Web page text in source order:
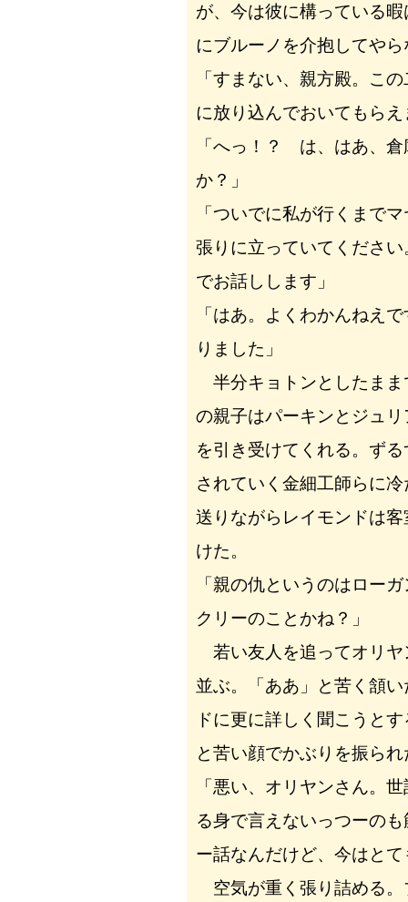
が、今は彼に構っている
にブルーノを介抱してや
「すまない、親方殿。こ
に放り込んでおいてもら
「へっ！？ は、はあ、倉
か？」
「ついでに私が行くまで
張りに立っていてくださ
でお話しします」
「はあ。よくわかんねえ
りました」
半分キョトンとしたまま
の親子はパーキンとジュ
を引き受けてくれる。ず
されていく金細工師らに
送りながらレイモンドは
けた。
「親の仇というのはロー
クリーのことかね？」
若い友人を追ってオリヤ
並ぶ。「ああ」と苦く頷
ドに更に詳しく聞こうと
と苦い顔でかぶりを振られ
「悪い、オリヤンさん。
る身で言えないっつーの
ー話なんだけど、今はと
空気が重く張り詰める。